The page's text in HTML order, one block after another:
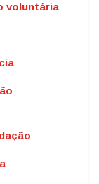
voluntária